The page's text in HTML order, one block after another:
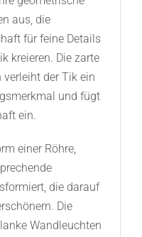
aus, die
für feine Details
kreieren. Die zarte
verleiht der Tik ein
und fügt
ein.
einer Röhre,
die darauf
Die
Wandleuchten